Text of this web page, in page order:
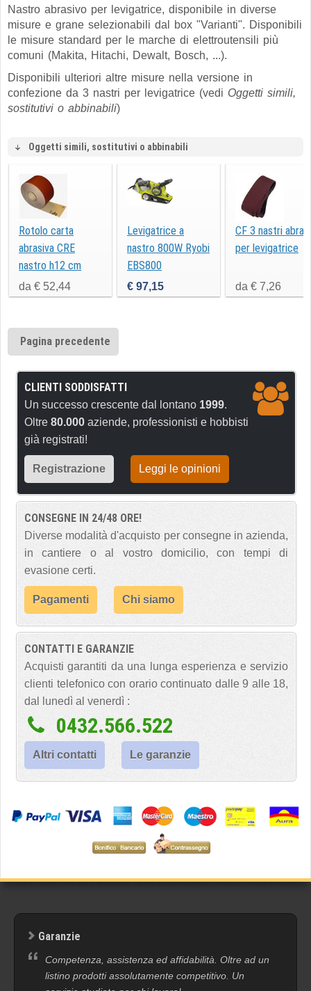
Nastro abrasivo per levigatrice, disponibile in diverse
misure e grane selezionabili dal box "Varianti". Disponibili
le misure standard per le marche di elettroutensili più
comuni (Makita, Hitachi, Dewalt, Bosch, ...).
Disponibili ulteriori altre misure nella versione in
confezione da 3 nastri per levigatrice (vedi Oggetti simili,
sostitutivi o abbinabili)
Oggetti simili, sostitutivi o abbinabili
Rotolo carta
abrasiva CRE
nastro h12 cm
da € 52,44
Levigatrice a
nastro 800W Ryobi
EBS800
€ 97,15
CF 3 nastri
per levigatrice
da € 7,26
Pagina precedente
CLIENTI SODDISFATTI
Un successo crescente dal lontano 1999.
Oltre 80.000 aziende, professionisti e hobbisti
già registrati!
Registrazione Leggi le opinioni
CONSEGNE IN 24/48 ORE!
Diverse modalità d'acquisto per consegne in azienda,
in cantiere o al vostro domicilio, con tempi di
evasione certi.
Pagamenti Chi siamo
CONTATTI E GARANZIE
Acquisti garantiti da una lunga esperienza e servizio
clienti telefonico con orario continuato dalle 9 alle 18,
dal lunedì al venerdì :
0432.566.522
Altri contatti Le garanzie
Garanzie
Competenza, assistenza ed affidabilità. Oltre ad un
listino prodotti assolutamente competitivo. Un